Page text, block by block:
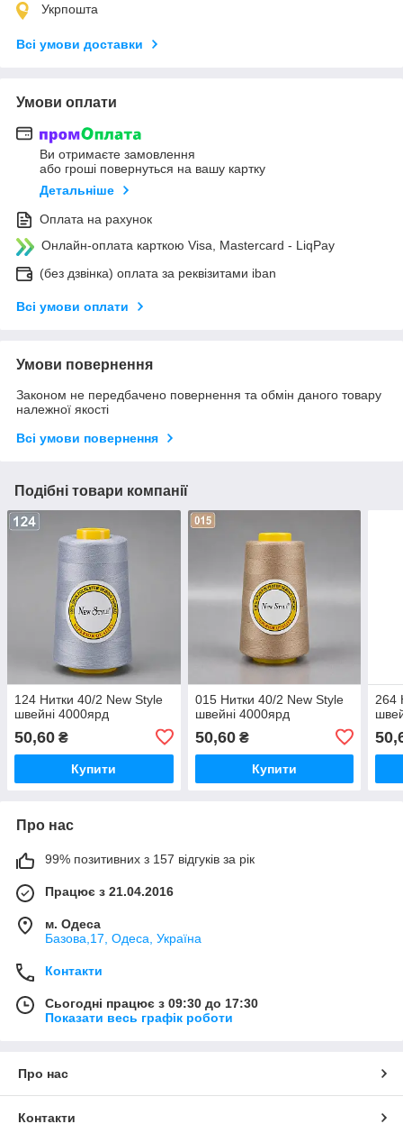
Укрпошта
Всі умови доставки
Умови оплати
Ви отримаєте замовлення
або гроші повернуться на вашу картку
Детальніше
Оплата на рахунок
Онлайн-оплата карткою Visa, Mastercard - LiqPay
(без дзвінка) оплата за реквізитами iban
Всі умови оплати
Умови повернення
Законом не передбачено повернення та обмін даного товару
належної якості
Всі умови повернення
Подібні товари компанії
124 Нитки 40/2 New Style
швейні 4000ярд
50,60 ₴
Купити
015 Нитки 40/2 New Style
швейні 4000ярд
50,60₴
Купити
264
Про нас
99% позитивних з 157 відгуків за рік
Працює з 21.04.2016
м. Одеса
Базова,17, Одеса, Україна
Контакти
Сьогодні працює з 09:30 до 17:30
Показати весь графік роботи
Про нас
Контакти